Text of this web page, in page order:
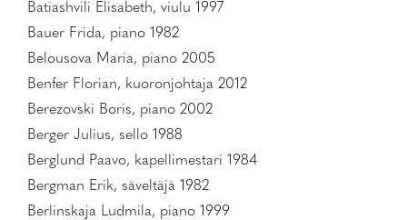
Batiashvili Elisabeth, viulu 1997
Bauer Frida, piano 1982
Belousova Maria, piano 2005
Benfer Florian, kuoronjohtaja 2012
Berezovski Boris, piano 2002
Berger Julius, sello 1988
Berglund Paavo, kapellimestari 1984
Bergman Erik, säveltäjä 1982
Berlinskaja Ludmila, piano 1999